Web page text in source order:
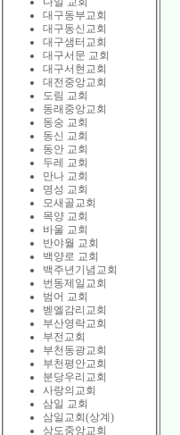
대구동부교회
대구동신교회
대구샘터교회
대구서문 교회
대구서현교회
대전중앙교회
도림 교회
동래중앙교회
동숭 교회
동신 교회
동안 교회
두레 교회
만나 교회
명성 교회
모새골교회
목양 교회
바울 교회
반야월 교회
백양로 교회
백주년기념교회
번동제일교회
범어 교회
벧엘감리교회
부산영락교회
부전교회
부천동광교회
부천평안교회
분당우리교회
사랑의교회
삼일 교회
삼일교회(상계)
상도중앙교회